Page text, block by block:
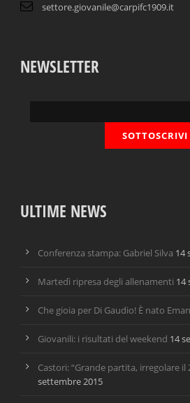
settore.giovanile@carpifc1909.it
NEWSLETTER
ULTIME NEWS
Conferenza stampa: Gabriel Silva 14
Martedì ripresa degli allenamenti 14
Che gioia per Di Gaudio! È nato
Giovanili: i risultati del weekend 14
Castori: “Grande partita, irregolare il
settembre 2015